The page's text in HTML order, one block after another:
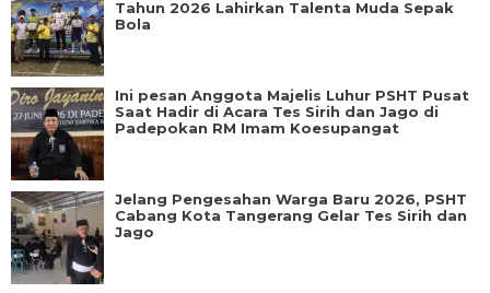
Tahun 2026 Lahirkan Talenta Muda Sepak
Bola
Ini pesan Anggota Majelis Luhur PSHT Pusat
Saat Hadir di Acara Tes Sirih dan Jago di
Padepokan RM Imam Koesupangat
Jelang Pengesahan Warga Baru 2026, PSHT
Cabang Kota Tangerang Gelar Tes Sirih dan
Jago